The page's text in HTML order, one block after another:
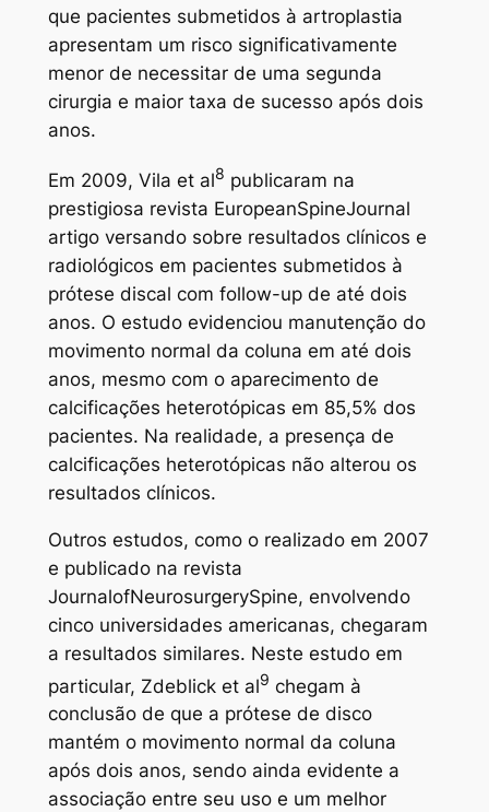
que pacientes submetidos à artroplastia
apresentam um risco significativamente
menor de necessitar de uma segunda
cirurgia e maior taxa de sucesso após dois
anos.
Em 2009, Vila et al8 publicaram na
prestigiosa revista EuropeanSpineJournal
artigo versando sobre resultados clínicos e
radiológicos em pacientes submetidos à
prótese discal com follow-up de até dois
anos. O estudo evidenciou manutenção do
movimento normal da coluna em até dois
anos, mesmo com o aparecimento de
calcificações heterotópicas em 85,5% dos
pacientes. Na realidade, a presença de
calcificações heterotópicas não alterou os
resultados clínicos.
Outros estudos, como o realizado em 2007
e publicado na revista
JournalofNeurosurgerySpine, envolvendo
cinco universidades americanas, chegaram
a resultados similares. Neste estudo em
particular, Zdeblick et al9 chegam à
conclusão de que a prótese de disco
mantém o movimento normal da coluna
após dois anos, sendo ainda evidente a
associação entre seu uso e um melhor